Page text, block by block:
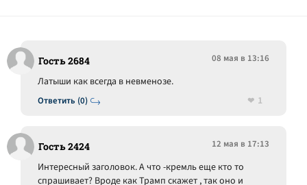
Гость 2684 08 мая в 13:16
Ответить (0)
Латыши как всегда в невменозе.
1
Гость 2424 12 мая в 17:13
Интересный заголовок. А что -кремль еще кто то
спрашивает? Вроде как Трамп скажет , так оно и